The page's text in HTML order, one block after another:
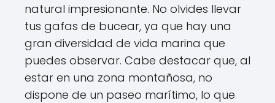
natural impresionante. No olvides llevar
tus gafas de bucear, ya que hay una
gran diversidad de vida marina que
puedes observar. Cabe destacar que, al
estar en una zona montañosa, no
dispone de un paseo marítimo, lo que